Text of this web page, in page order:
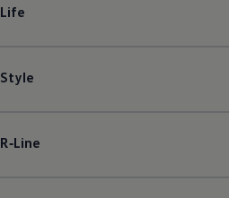
Life
Style
R‑Line